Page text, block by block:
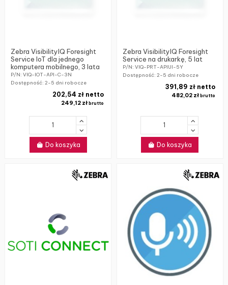
Zebra VisibilityIQ Foresight
Service IoT dla jednego
komputera mobilnego, 3 lata
P/N: VIQ-IOT-API-C-3N
Dostępność:2-5 dni robocze
249,12 zł brutto
202,54 zł netto
Do koszyka
Zebra VisibilityIQ Foresight
Service na drukarkę, 5 lat
P/N: VIQ-PRT-APIUI-5Y
Dostępność: 2-5 dni robocze
482,02 złbrutto
391,89 zł netto
Do koszyka